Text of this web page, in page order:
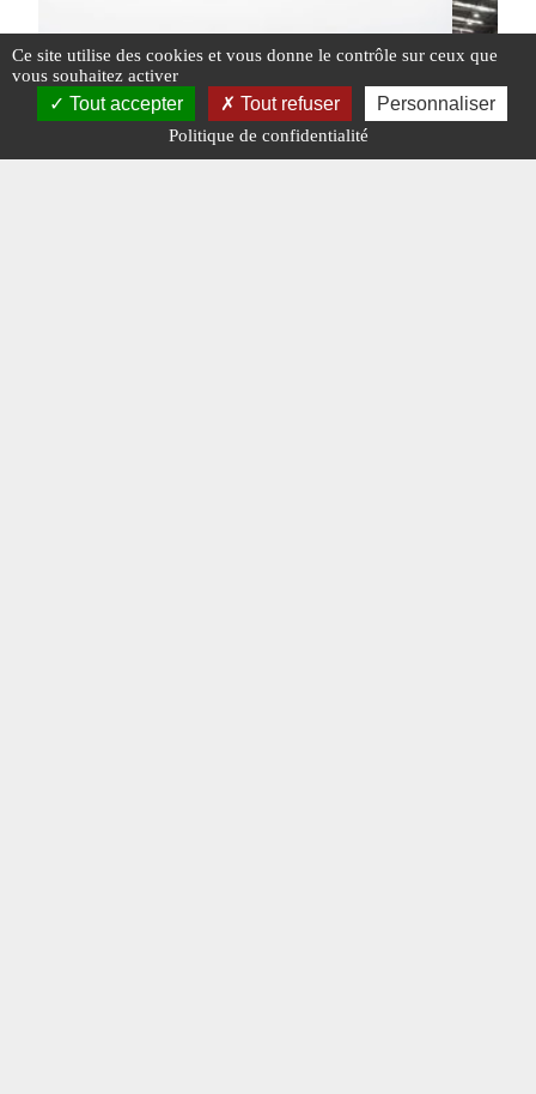
Ce site utilise des cookies et vous donne le contrôle sur ceux que
vous souhaitez activer
Tout accepter Tout refuser Personnaliser
Politique de confidentialité